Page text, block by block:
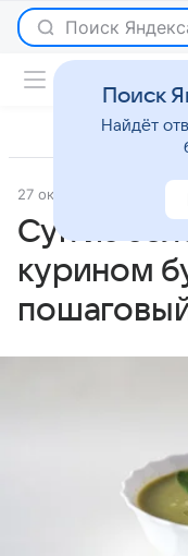
Поиск
27 октября 2025
Суп из
курином
Поиск
Найдёт